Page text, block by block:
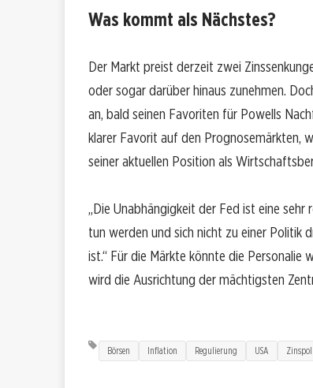
Was kommt als Nächstes?
Der Markt preist derzeit zwei
oder sogar darüber hinaus zunehmen.
an, bald seinen Favoriten für Powells
klarer Favorit auf den Prognosemärkten,
seiner aktuellen Position als
„Die Unabhängigkeit der Fed ist eine sehr
tun werden und sich nicht zu einer Politik
ist.“ Für die Märkte könnte die Personalie
wird die Ausrichtung der mächtigsten
Börsen Inflation Regulierung USA